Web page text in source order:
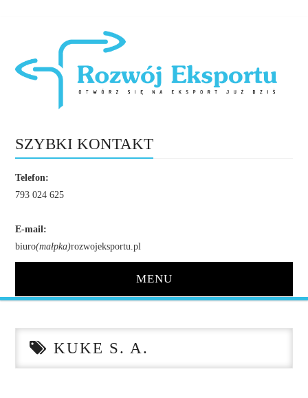
SZYBKI KONTAKT
Telefon:
793 024 625
E-mail:
biuro(małpka)rozwojeksportu.pl
MENU
O NASKUKE S. A.